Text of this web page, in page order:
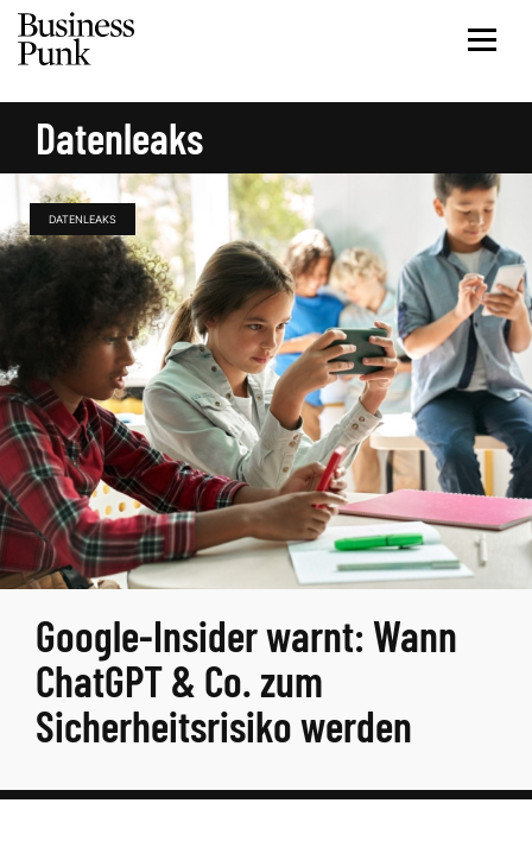
Datenleaks
DATENLEAKS
Google-Insider warnt: Wann
ChatGPT & Co. zum
Sicherheitsrisiko werden